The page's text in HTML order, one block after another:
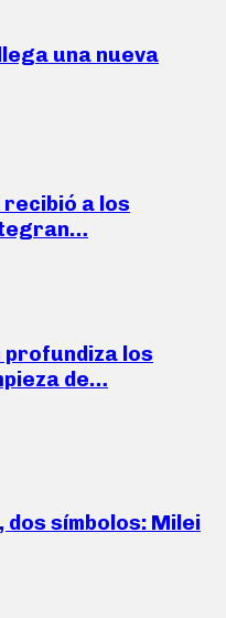
una nueva
recibió a los
los
de…
símbolos: Milei